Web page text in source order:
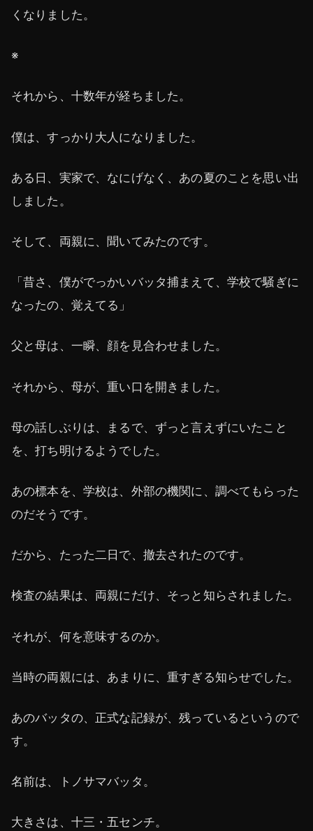
くなりました。
※
それから、十数年が経ちました。
僕は、すっかり大人になりました。
ある日、実家で、なにげなく、あの夏のことを思い出
しました。
そして、両親に、聞いてみたのです。
「昔さ、僕がでっかいバッタ捕まえて、学校で騒ぎに
なったの、覚えてる」
父と母は、一瞬、顔を見合わせました。
それから、母が、重い口を開きました。
母の話しぶりは、まるで、ずっと言えずにいたこと
を、打ち明けるようでした。
あの標本を、学校は、外部の機関に、調べてもらった
のだそうです。
だから、たった二日で、撤去されたのです。
検査の結果は、両親にだけ、そっと知らされました。
それが、何を意味するのか。
当時の両親には、あまりに、重すぎる知らせでした。
あのバッタの、正式な記録が、残っているというので
す。
名前は、トノサマバッタ。
大きさは、十三・五センチ。